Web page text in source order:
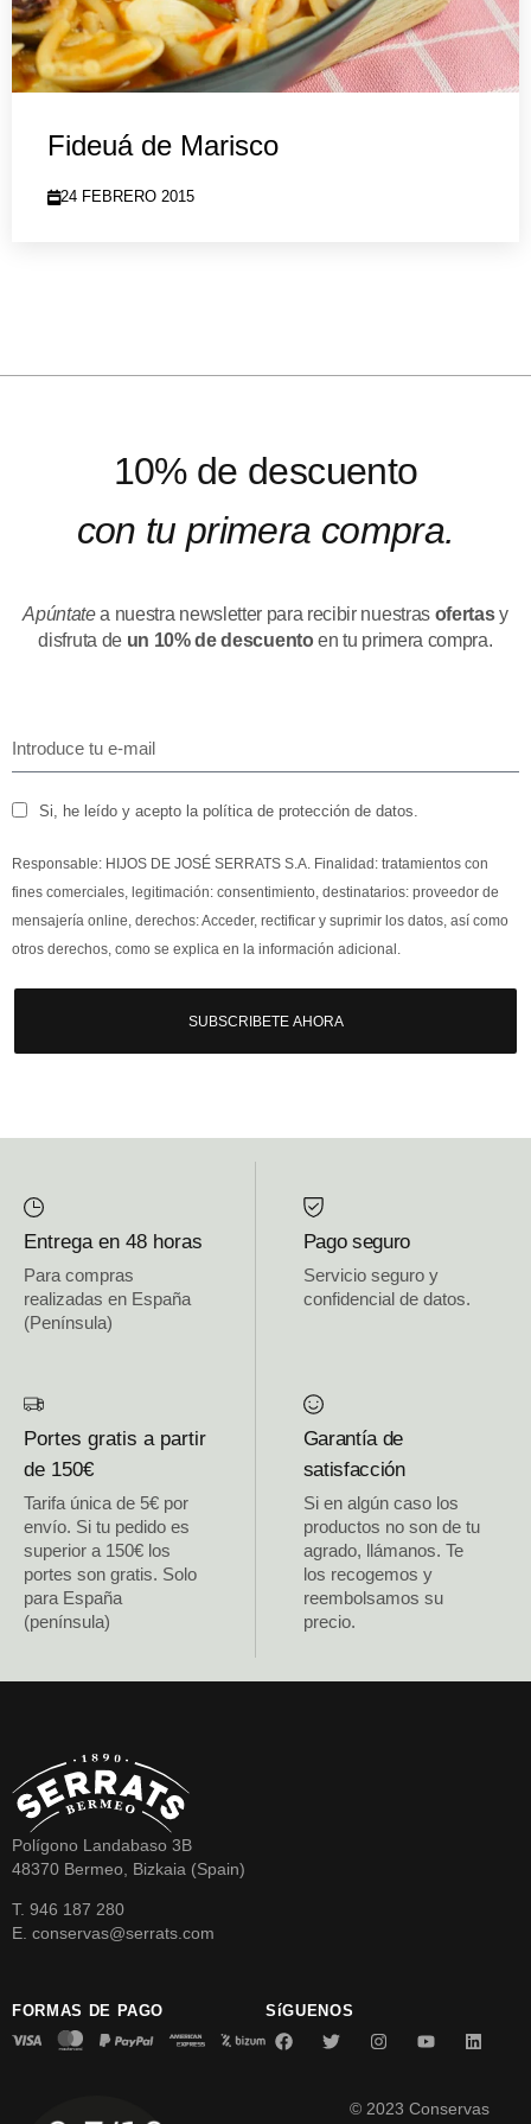
Fideuá de Marisco
24 FEBRERO 2015
10% de descuento
con tu primera compra.
Apúntatea nuestra newsletter para recibir nuestras ofertasy
disfruta de un 10% de descuentoen tu primera compra.
Si, he leído y acepto la política de protección de datos.
Responsable: HIJOS DE JOSÉ SERRATS S.A. Finalidad: tratamientos con
fines comerciales, legitimación: consentimiento, destinatarios: proveedor de
mensajería online, derechos: Acceder, rectificar y suprimir los datos, así como
otros derechos, como se explica en la información adicional.
SUBSCRIBETE AHORA
Entrega en 48 horas
Para compras
realizadas en España
(Península)
Pago seguro
Servicio seguro y
confidencial de datos.
Portes gratis a partir
de 150€
Tarifa única de 5€ por
envío. Si tu pedido es
superior a 150€ los
portes son gratis. Solo
para España
(península)
Garantía de
satisfacción
Si en algún caso los
productos no son de tu
agrado, llámanos. Te
los recogemos y
reembolsamos su
precio.
Polígono Landabaso 3B
48370 Bermeo, Bizkaia (Spain)
T. 946 187 280
E. conservas@serrats.com
FORMAS DE PAGO SíGUENOS
© 2023 Conservas